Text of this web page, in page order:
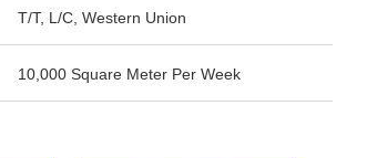
T/T, L/C, Western Union
10,000 Square Meter Per Week